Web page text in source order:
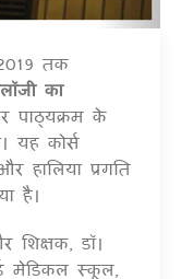
तक
का
पाठ्यक्रम के
यह कोर्स
हालिया प्रगति
है।
शिक्षक, डॉ।
मेडिकल स्कूल,